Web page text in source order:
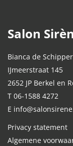
Salon
Bianca de Schipper
IJmeerstraat 145
2652 JP Berkel en
T 06-1588 4272
E
Privacy statement
Algemene